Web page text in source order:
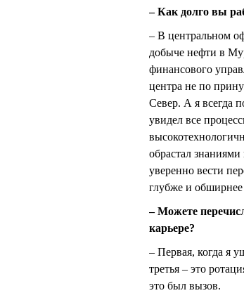
– Как долго вы
– В центральном
добыче нефти в
финансового
центра не по
Север. А я всегда
увидел все
обрастал
уверенно вести
глубже и обширнее
– Можете
карьере?
– Первая, когда я
третья – это
это был вызов.